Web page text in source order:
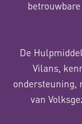
De
Vilans,
ondersteuning,
van